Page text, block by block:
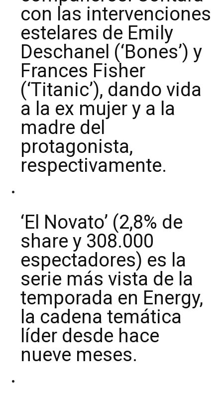
con las intervenciones
estelares de Emily
Deschanel (‘Bones’) y
Frances Fisher
(‘Titanic’), dando vida
a la ex mujer y a la
madre del
protagonista,
respectivamente.
‘El Novato’ (2,8% de
share y 308.000
espectadores) es la
serie más vista de la
temporada en Energy,
la cadena temática
líder desde hace
nueve meses.